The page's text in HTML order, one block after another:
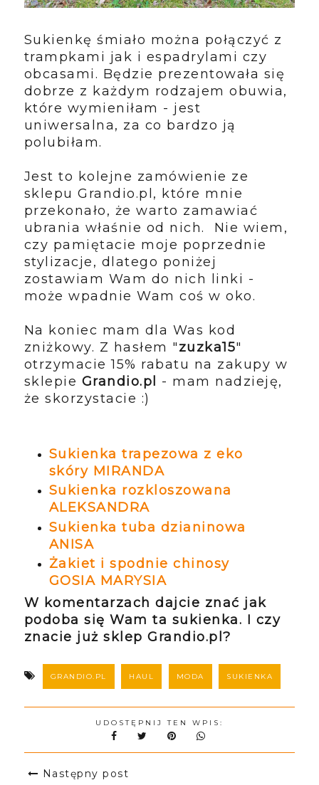
Sukienkę śmiało można połączyć z
trampkami jak i espadrylami czy
obcasami. Będzie prezentowała się
dobrze z każdym rodzajem obuwia,
które wymieniłam - jest
uniwersalna, za co bardzo ją
polubiłam.
Jest to kolejne zamówienie ze
sklepu Grandio.pl, które mnie
przekonało, że warto zamawiać
ubrania właśnie od nich. Nie wiem,
czy pamiętacie moje poprzednie
stylizacje, dlatego poniżej
zostawiam Wam do nich linki -
może wpadnie Wam coś w oko.
Na koniec mam dla Was kod
zniżkowy. Z hasłem "zuzka15"
otrzymacie 15% rabatu na zakupy w
sklepie Grandio.pl
- mam nadzieję,
że skorzystacie :)
Sukienka trapezowa z eko
skóry MIRANDA
Sukienka rozkloszowana
ALEKSANDRA
Sukienka tuba dzianinowa
ANISA
Żakiet i spodnie chinosy
GOSIA MARYSIA
W komentarzach dajcie znać jak
podoba się Wam ta sukienka. I czy
znacie już sklep Grandio.pl?
GRANDIO.PL HAUL MODA SUKIENKA
UDOSTĘPNIJ TEN WPIS:
Następny post